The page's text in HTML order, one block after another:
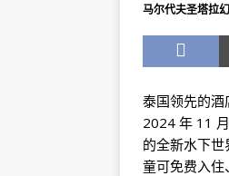
马尔代夫圣塔拉
泰国领先的
2024 年 11
的全新水下
童可免费入住